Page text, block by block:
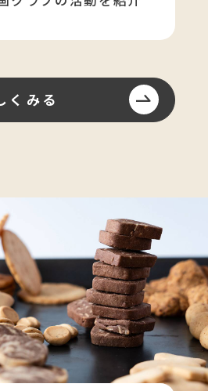
くみる